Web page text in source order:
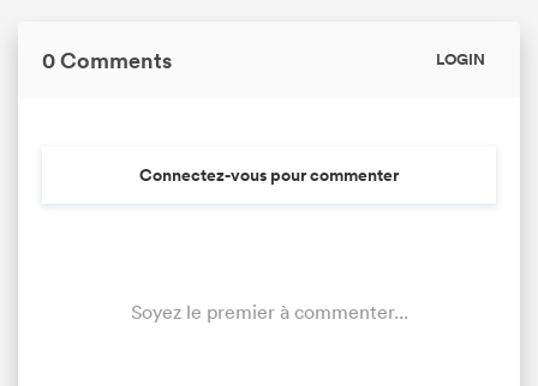
0 Comments LOGIN
Connectez-vous pour commenter
Soyez le premier à commenter...